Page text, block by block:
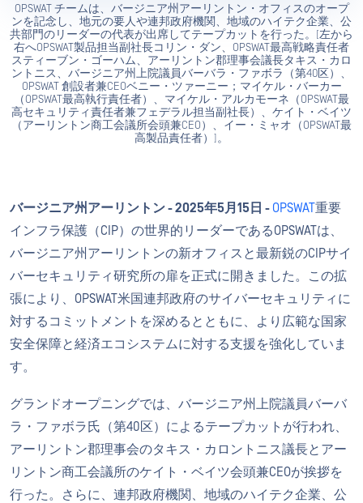
OPSWAT チームは、バージニア州アーリントン・オフィスのオープ
ンを記念し、地元の要人や連邦政府機関、地域のハイテク企業、公
共部門のリーダーの代表が出席してテープカットを行った。[左から
右へOPSWAT製品担当副社長コリン・ダン、OPSWAT最高戦略責任者
スティーブン・ゴーハム、アーリントン郡理事会議長タキス・カロ
ントニス、バージニア州上院議員バーバラ・ファボラ（第40区）、
OPSWAT 創設者兼CEOベニー・ツァーニー；マイケル・バーカー
（OPSWAT最高執行責任者）、マイケル・アルカモーネ（OPSWAT最
高セキュリティ責任者兼フェデラル担当副社長）、ケイト・ベイツ
（アーリントン商工会議所会頭兼CEO）、イー・ミャオ（OPSWAT最
高製品責任者）]。
バージニア州アーリントン - 2025年5月15日 - OPSWAT重要
インフラ保護（CIP）の世界的リーダーであるOPSWATは、
バージニア州アーリントンの新オフィスと最新鋭のCIPサイ
バーセキュリティ研究所の扉を正式に開きました。この拡
張により、OPSWAT米国連邦政府のサイバーセキュリティに
対するコミットメントを深めるとともに、より広範な国家
安全保障と経済エコシステムに対する支援を強化していま
す。
グランドオープニングでは、バージニア州上院議員バーバ
ラ・ファボラ氏（第40区）によるテープカットが行われ、
アーリントン郡理事会のタキス・カロントニス議長とアー
リントン商工会議所のケイト・ベイツ会頭兼CEOが挨拶を
行った。さらに、連邦政府機関、地域のハイテク企業、公